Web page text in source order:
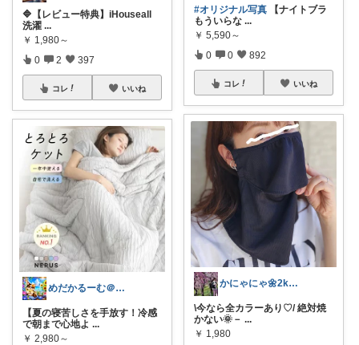
🔷【レビュー特典】iHouseall
洗濯 ...
￥ 1,980～
0 2 397
コレ いいね
めだかるーむ＠ありがとうございます。
【夏の寝苦しさを手放す！冷感
で朝まで心地よ ...
￥ 2,980～
#オリジナル写真 【ナイトブラ
もういらな ...
￥ 5,590～
0 0 892
コレ いいね
かにゃにゃ🌼2kids mama
\今なら全カラーあり♡/ 絶対焼
かない🌞－ ...
￥ 1,980